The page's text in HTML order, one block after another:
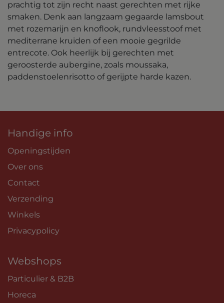
prachtig tot zijn recht naast gerechten met rijke
smaken. Denk aan langzaam gegaarde lamsbout
met rozemarijn en knoflook, rundvleesstoof met
mediterrane kruiden of een mooie gegrilde
entrecote. Ook heerlijk bij gerechten met
geroosterde aubergine, zoals moussaka,
paddenstoelenrisotto of gerijpte harde kazen.
Handige info
Openingstijden
Over ons
Contact
Verzending
Winkels
Privacypolicy
Webshops
Particulier & B2B
Horeca